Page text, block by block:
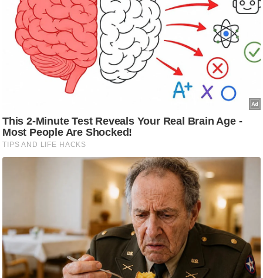
ली
वु
ड
फि
क्षा
B
n
g
N
e